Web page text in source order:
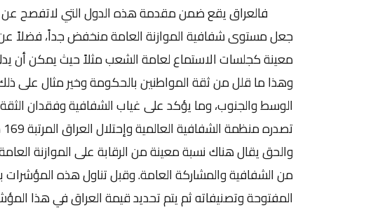
فالعراق يقع ضمن مقدمة هذه الدول التي لاتفصح عن
جعل مستوى شفافية الموازنة العامة منخفض جداً، فضلاً
معينة كجلسات الاستماع لعامة الشعب مثلاً حيث يمكن أن يدلي
وهذا ما قلل من ثقة المواطنين بالحكومة وخير مثال على
الوسط والجنوب، وما يؤكد على غياب الشفافية وفقدان
والحق يقال هناك نسبة معينة من الرقابة على الموازنة
من الشفافية والمشاركة العامة. وقبل تناول هذه
المفتوحة وتصنيفاته ثم يتم تحديد قيمة العراق في هذا